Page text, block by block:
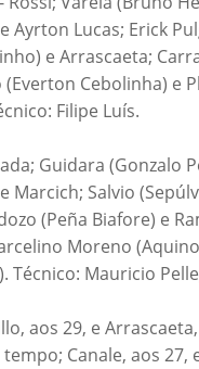
Ayrton Lucas; Erick
e Arrascaeta;
(Everton Cebolinha) e
Filipe Luís.
Guidara (Gonzalo
Marcich; Salvio
(Peña Biafore) e
Moreno
Técnico: Mauricio
aos 29, e
Canale, aos 27,